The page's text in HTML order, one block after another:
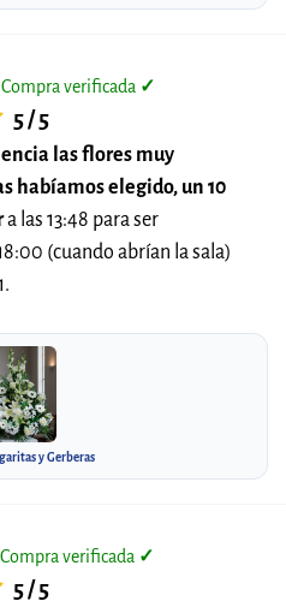
Compra verificada ✓
5 / 5
las flores muy
habíamos elegido, un 10
a las 13:48 para ser
(cuando abrían la sala)
y Gerberas
Compra verificada ✓
5 / 5